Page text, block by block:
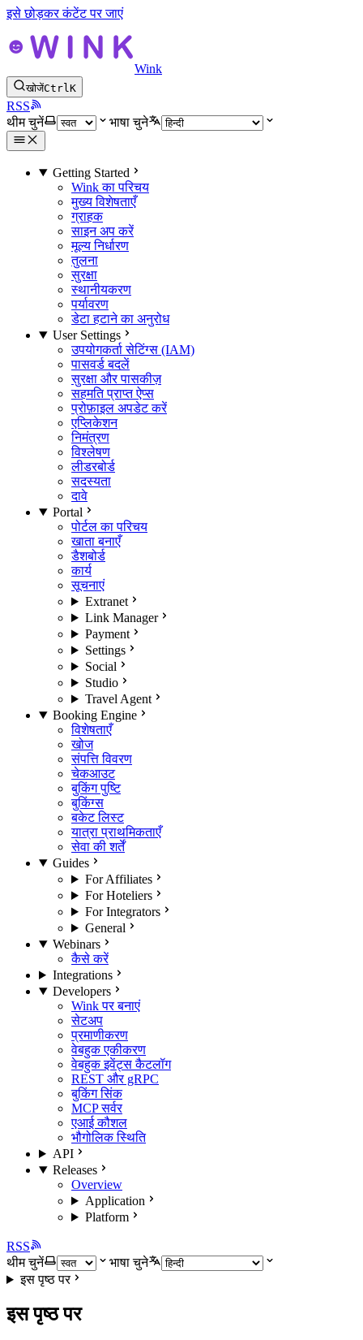
इसे छोड़कर कंटेंट पर जाएं
Wink
खोजेंCtrlK
RSS
थीम चुनें
भाषा चुने
Getting Started
Wink का परिचय
मुख्य विशेषताएँ
ग्राहक
साइन अप करें
मूल्य निर्धारण
तुलना
सुरक्षा
स्थानीयकरण
पर्यावरण
डेटा हटाने का अनुरोध
User Settings
उपयोगकर्ता सेटिंग्स (IAM)
पासवर्ड बदलें
सुरक्षा और पासकीज़
सहमति प्राप्त ऐप्स
प्रोफ़ाइल अपडेट करें
एप्लिकेशन
निमंत्रण
विश्लेषण
लीडरबोर्ड
सदस्यता
दावे
Portal
पोर्टल का परिचय
खाता बनाएँ
डैशबोर्ड
कार्य
सूचनाएं
Extranet
Link Manager
Payment
Settings
Social
Studio
Travel Agent
Booking Engine
विशेषताएँ
खोज
संपत्ति विवरण
चेकआउट
बुकिंग पुष्टि
बुकिंग्स
बकेट लिस्ट
यात्रा प्राथमिकताएँ
सेवा की शर्तें
Guides
For Affiliates
For Hoteliers
For Integrators
General
Webinars
कैसे करें
Integrations
Developers
Wink पर बनाएं
सेटअप
प्रमाणीकरण
वेबहुक एकीकरण
वेबहुक इवेंट्स कैटलॉग
REST और gRPC
बुकिंग सिंक
MCP सर्वर
एआई कौशल
भौगोलिक स्थिति
API
Releases
Overview
Application
Platform
RSS
थीम चुनें
भाषा चुने
इस पृष्ठ पर
इस पृष्ठ पर